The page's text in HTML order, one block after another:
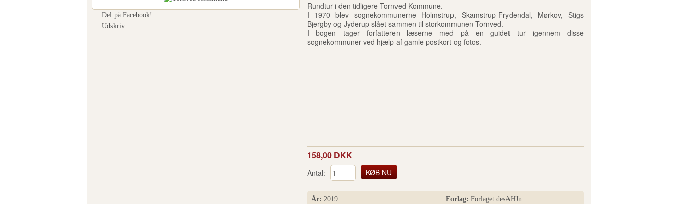
Del på Facebook!
Udskriv
Rundtur i den tidligere Tornved Kommune.
I 1970 blev sognekommunerne Holmstrup, Skamstrup-Frydendal, Mørkov, Stigs
Bjergby og Jyderup slået sammen til storkommunen Tornved.
I bogen tager forfatteren læserne med på en guidet tur igennem disse
sognekommuner ved hjælp af gamle postkort og fotos.
158,00 DKK
Antal:
År: 2019 Forlag: Forlaget desAHJn